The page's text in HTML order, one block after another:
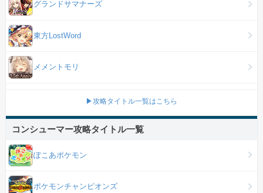
グランドサマナーズ
東方LostWord
メメントモリ
▶攻略タイトル一覧はこちら
コンシューマー攻略タイトル一覧
ぽこあポケモン
ポケモンチャンピオンズ